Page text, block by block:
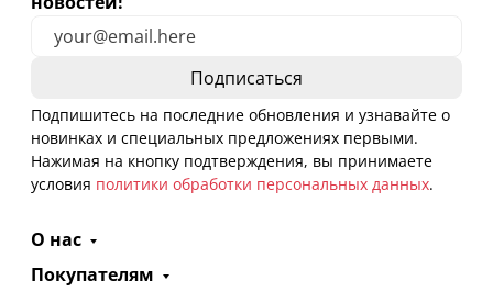
Подпишитесь на последние обновления и узнавайте о
новинках и специальных предложениях первыми.
Нажимая на кнопку подтверждения, вы принимаете
условия политики обработки персональных данных.
О нас
Покупателям